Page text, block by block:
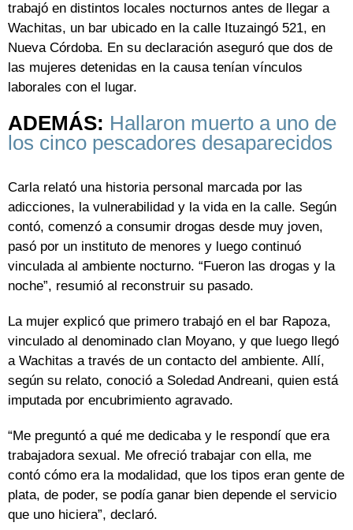
trabajó en distintos locales nocturnos antes de llegar a
Wachitas, un bar ubicado en la calle Ituzaingó 521, en
Nueva Córdoba. En su declaración aseguró que dos de
las mujeres detenidas en la causa tenían vínculos
laborales con el lugar.
ADEMÁS: Hallaron muerto a uno de
los cinco pescadores desaparecidos
Carla relató una historia personal marcada por las
adicciones, la vulnerabilidad y la vida en la calle. Según
contó, comenzó a consumir drogas desde muy joven,
pasó por un instituto de menores y luego continuó
vinculada al ambiente nocturno. “Fueron las drogas y la
noche”, resumió al reconstruir su pasado.
La mujer explicó que primero trabajó en el bar Rapoza,
vinculado al denominado clan Moyano, y que luego llegó
a Wachitas a través de un contacto del ambiente. Allí,
según su relato, conoció a Soledad Andreani, quien está
imputada por encubrimiento agravado.
“Me preguntó a qué me dedicaba y le respondí que era
trabajadora sexual. Me ofreció trabajar con ella, me
contó cómo era la modalidad, que los tipos eran gente de
plata, de poder, se podía ganar bien depende el servicio
que uno hiciera”, declaró.